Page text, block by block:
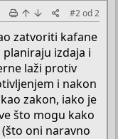
#2od2
zatvoriti kafane
izdaja i
laži protiv
i nakon
zakon, iako je
što mogu kako
oni naravno